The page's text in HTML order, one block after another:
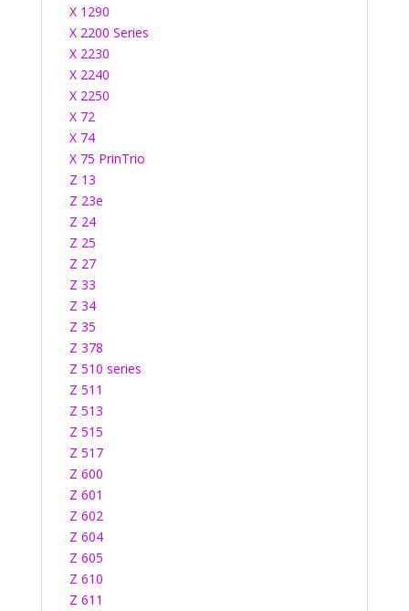
X 1290
X 2200 Series
X 2230
X 2240
X 2250
X 72
X 74
X 75 PrinTrio
Z 13
Z 23e
Z 24
Z 25
Z 27
Z 33
Z 34
Z 35
Z 378
Z 510 series
Z 511
Z 513
Z 515
Z 517
Z 600
Z 601
Z 602
Z 604
Z 605
Z 610
Z 611